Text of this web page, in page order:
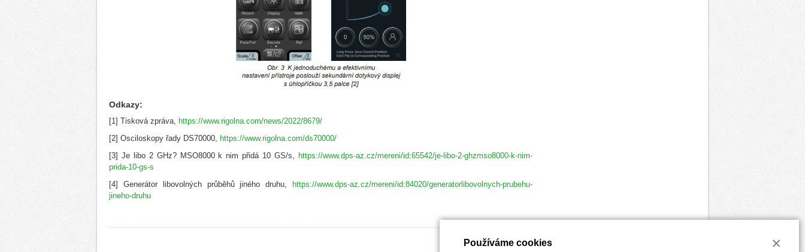
Odkazy:
[1] Tisková zpráva, https://www.rigolna.com/news/2022/8679/
[2] Osciloskopy řady DS70000, https://www.rigolna.com/ds70000/
[3] Je libo 2 GHz? MSO8000 k nim přidá 10 GS/s, https://www.dps-az.cz/mereni/id:65542/je-libo-2-ghzmso8000-k-nim-
prida-10-gs-s
[4] Generátor libovolných průběhů jiného druhu, https://www.dps-az.cz/mereni/id:84020/generatorlibovolnych-prubehu-
jineho-druhu
Používáme cookies ×